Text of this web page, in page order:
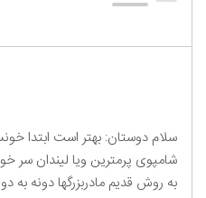
سلام دوستان: بهتر است ابتدا
شامپوی پرمترین ویا لیندان سر
به روش قدیم مادربزرگها دونه به